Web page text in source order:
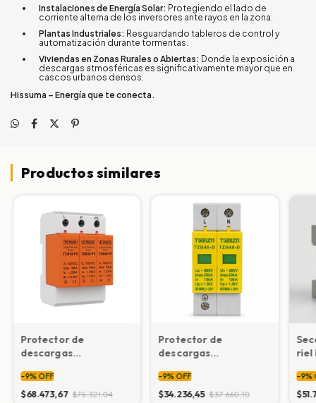
Instalaciones de Energía Solar: Protegiendo el lado de
corriente alterna de los inversores ante rayos en la zona.
Plantas Industriales: Resguardando tableros de control y
automatización durante tormentas.
Viviendas en Zonas Rurales o Abiertas: Donde la exposición a
descargas atmosféricas es significativamente mayor que en
cascos urbanos densos.
Hissuma – Energía que te conecta.
Productos similares
Protector de
descargas
p/sistemas solares
1000Vcc
-9% OFF
$68.473,67 $75.321,04
Protector de
descargas
para red eléctrica
Monofasica 10Ka-
-9% OFF
$34.236,45 $37.660,10
riel
-9%